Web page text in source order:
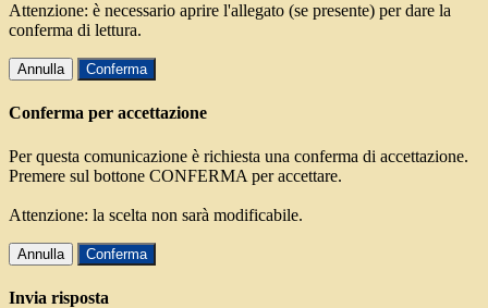
Attenzione: è necessario aprire l'allegato (se presente) per dare la
conferma di lettura.
Annulla Conferma
Conferma per accettazione
Per questa comunicazione è richiesta una conferma di accettazione.
Premere sul bottone CONFERMA per accettare.
Attenzione: la scelta non sarà modificabile.
Annulla Conferma
Invia risposta